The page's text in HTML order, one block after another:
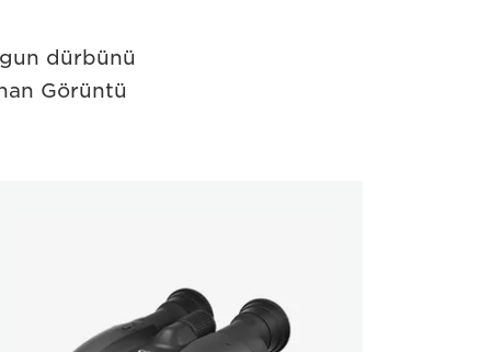
dürbünü
Görüntü